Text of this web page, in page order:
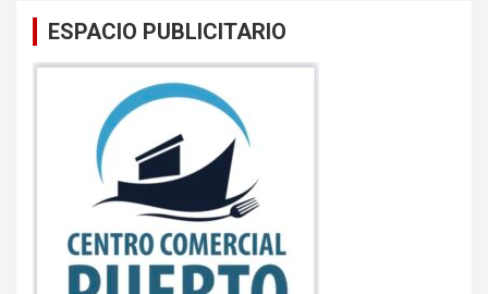
ESPACIO PUBLICITARIO